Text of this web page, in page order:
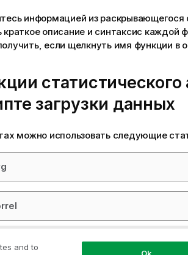
информацией из
краткое описание и синтаксис
если щелкнуть имя функции в
статистического
загрузки данных
можно использовать следующие
and to